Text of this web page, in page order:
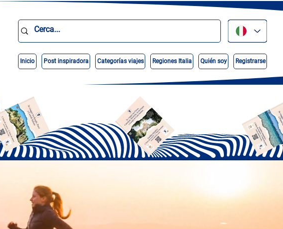
Inicio Post inspiradora Categorías viajes Regiones Italia Quién soy Registrarse